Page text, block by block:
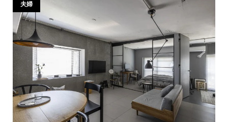
夫婦